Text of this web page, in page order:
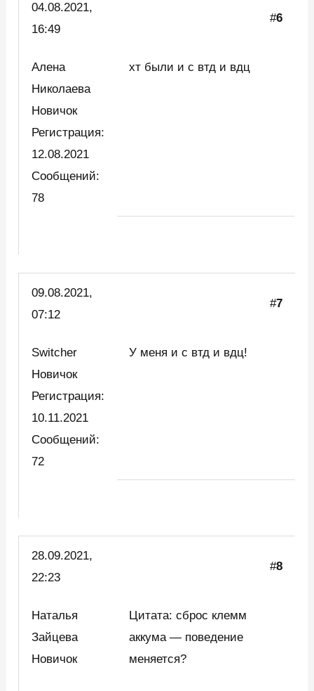
04.08.2021,
16:49
#6
Алена
Николаева
Новичок
Регистрация:
12.08.2021
Сообщений:
78
хт были и с втд и вдц
09.08.2021,
07:12
#7
Switcher
Новичок
Регистрация:
10.11.2021
Сообщений:
72
У меня и с втд и вдц!
28.09.2021,
22:23
#8
Наталья
Зайцева
Новичок
Цитата: сброс клемм
аккума — поведение
меняется?